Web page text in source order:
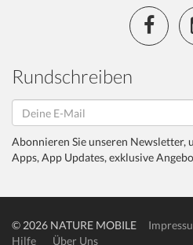
Rundschreiben
Abonnieren Sie unseren Newsletter,
Apps, App Updates, exklusive
© 2026 NATURE MOBILE
Hilfe
Über Uns